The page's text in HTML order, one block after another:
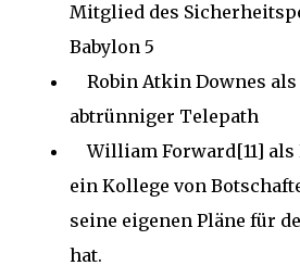
Mitglied des
Babylon 5
Robin Atkin Downes
abtrünniger Telepath
William Forward[11] als
ein Kollege von
seine eigenen Pläne für
hat.